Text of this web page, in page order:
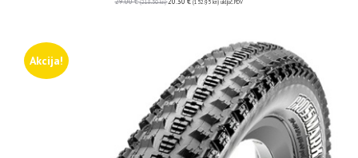
(218.50 kn) (152.95 kn) uključ. PDV
Akcija!